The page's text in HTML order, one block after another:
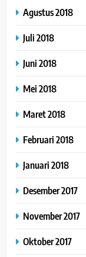
Agustus 2018
Juli 2018
Juni 2018
Mei 2018
Maret 2018
Februari 2018
Januari 2018
Desember 2017
November 2017
Oktober 2017